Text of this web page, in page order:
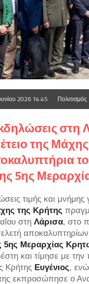
2026 14:45 Πολιτισμός
στη
της
5ης
τιμής και μνήμης
της Κρήτης
στη Λάρισα, στο
Μεραρχίας
και τίμησε με την
Κρήτης Ευγένιος,
εκπροσώπησε ο